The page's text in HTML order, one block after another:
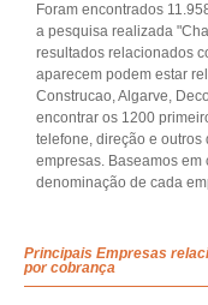
Foram encontrados
a pesquisa realizada
resultados relacionados
aparecem podem estar
Construcao, Algarve,
encontrar os 1200
telefone, direção e
empresas. Baseamos
denominação de cada
Principais Empresas
por cobrança